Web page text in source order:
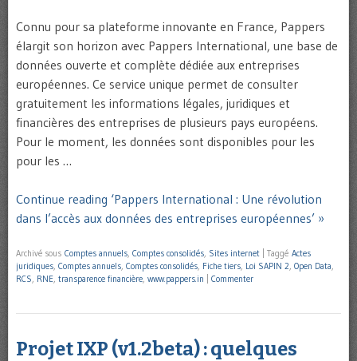
Connu pour sa plateforme innovante en France, Pappers
élargit son horizon avec Pappers International, une base de
données ouverte et complète dédiée aux entreprises
européennes. Ce service unique permet de consulter
gratuitement les informations légales, juridiques et
financières des entreprises de plusieurs pays européens.
Pour le moment, les données sont disponibles pour les
pour les …
Continue reading ‘Pappers International : Une révolution
dans l’accès aux données des entreprises européennes’ »
Archivé sous Comptes annuels, Comptes consolidés, Sites internet Taggé Actes
juridiques, Comptes annuels, Comptes consolidés, Fiche tiers, Loi SAPIN 2, Open Data,
RCS, RNE, transparence financière, www.pappers.in Commenter
Projet IXP (v1.2beta) : quelques